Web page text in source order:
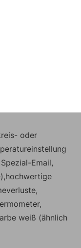
oder
Email,
weiß (ähnlich